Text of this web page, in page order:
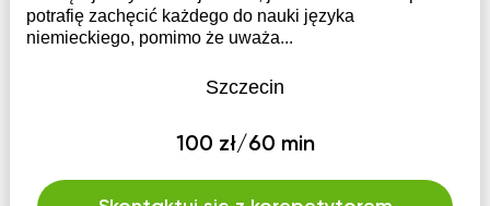
potrafię zachęcić każdego do nauki języka
niemieckiego, pomimo że uważa...
Szczecin
100 zł/60 min